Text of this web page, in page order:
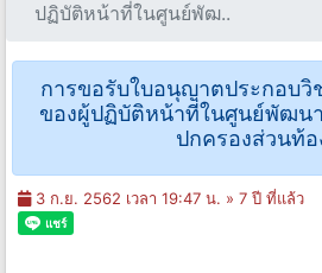
ปฏิบัติหน้าที่ในศูนย์พัฒ..
การขอรับใบอนุญาตประกอบวิ
ของผู้ปฏิบัติหน้าที่ในศูนย์พัฒนา
ปกครองส่วนท้
3 ก.ย. 2562 เวลา 19:47 น. » 7 ปี ที่แล้ว